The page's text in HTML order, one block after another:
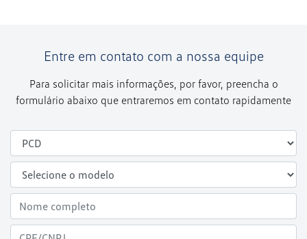
Entre em contato com a nossa equipe
Para solicitar mais informações, por favor, preencha o
formulário abaixo que entraremos em contato rapidamente